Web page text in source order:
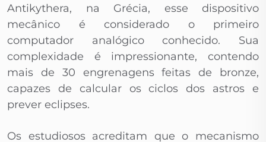
Antikythera, na Grécia, esse dispositivo
mecânico é considerado o primeiro
computador analógico conhecido. Sua
complexidade é impressionante, contendo
mais de 30 engrenagens feitas de bronze,
capazes de calcular os ciclos dos astros e
prever eclipses.
Os estudiosos acreditam que o mecanismo